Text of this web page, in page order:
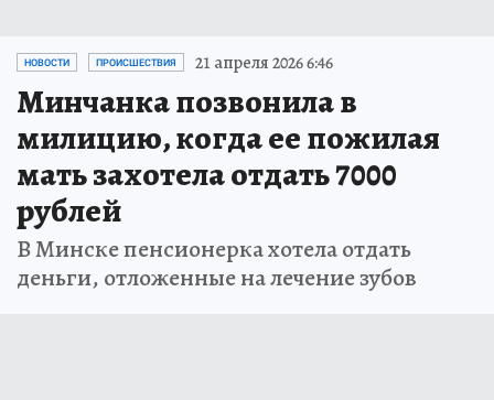
НОВОСТИ ПРОИСШЕСТВИЯ 21 апреля 2026 6:46
Минчанка позвонила в
милицию, когда ее пожилая
мать захотела отдать 7000
рублей
В Минске пенсионерка хотела отдать
деньги, отложенные на лечение зубов